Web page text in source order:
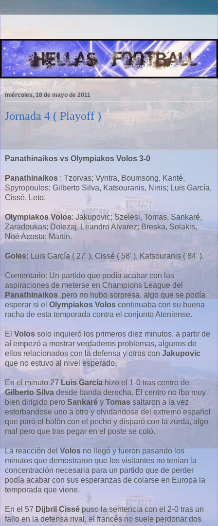
miércoles, 18 de mayo de 2011
Jornada 4 ( Playoff )
Panathinaikos vs Olympiakos Volos 3-0
Panathinaikos : Tzorvas; Vyntra, Boumsong, Kanté,
Spyropoulos; Gilberto Silva, Katsouranis, Ninis; Luis García,
Cissé, Leto.
Olympiakos Volos: Jakupovic; Szelesi, Tomas, Sankaré,
Zaradoukas; Dolezaj, Leandro Alvarez; Breska, Solakis,
Noé Acosta; Martín.
Goles: Luis García ( 27' ), Cissé ( 58' ), Katsouranis ( 84' ).
Comentario: Un partido que podía acabar con las
aspiraciones de meterse en Champions League del
Panathinaikos ,pero no hubo sorpresa, algo que se podía
esperar si el Olympiakos Volos continuaba con su buena
racha de esta temporada contra el conjunto Ateniense.
El Volos solo inquieró los primeros diez minutos, a partir de
aí empezó a mostrar verdaderos problemas, algunos de
ellos relacionados con la defensa y otros con Jakupovic
que no estuvo al nivel esperado.
En el minuto 27 Luis García hizo el 1-0 tras centro de
Gilberto Silva desde banda derecha. El centro no iba muy
bien dirigido pero Sankaré y Tomas saltaron a la vez
estorbandose uno a otro y olvidandose del extremo español
que paró el balón con el pecho y disparó con la zurda, algo
mal pero que tras pegar en el poste se coló.
La reacción delVolosno llegó y fueron pasando los
minutos que demostraron que los visitantes no tenían la
concentración necesaria para un partido que de perder
podía acabar con sus esperanzas de colarse en Europa la
temporada que viene.
En el 57 Dijbril Cissé puso la sentencia con el 2-0 tras un
fallo en la defensa rival, el francés no suele perdonar dos